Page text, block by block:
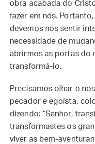
obra acabada do
fazer em nós.
devemos nos sentir
necessidade de
abrirmos as portas do
transformá-lo.
Precisamos olhar o
pecador e egoísta,
dizendo: “Senhor,
transformastes os
viver as bem-